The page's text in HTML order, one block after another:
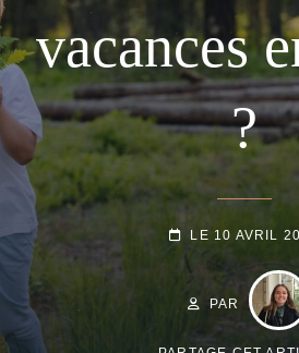
vacances
?
POSTED-
LE 10 AVRIL
PAR